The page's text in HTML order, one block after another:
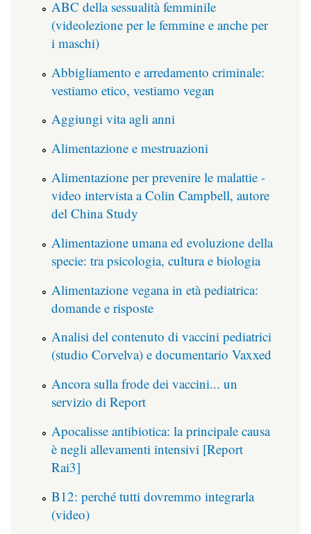
ABC della sessualità femminile
(videolezione per le femmine e anche per
i maschi)
Abbigliamento e arredamento criminale:
vestiamo etico, vestiamo vegan
Aggiungi vita agli anni
Alimentazione e mestruazioni
Alimentazione per prevenire le malattie -
video intervista a Colin Campbell, autore
del China Study
Alimentazione umana ed evoluzione della
specie: tra psicologia, cultura e biologia
Alimentazione vegana in età pediatrica:
domande e risposte
Analisi del contenuto di vaccini pediatrici
(studio Corvelva) e documentario Vaxxed
Ancora sulla frode dei vaccini... un
servizio di Report
Apocalisse antibiotica: la principale causa
è negli allevamenti intensivi [Report
Rai3]
B12: perché tutti dovremmo integrarla
(video)